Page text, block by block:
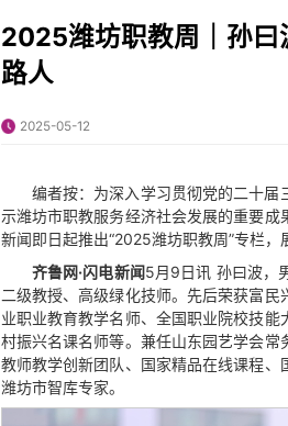
2025潍坊职教周｜孙曰
路人
2025-05-12
编者按：为深入学习贯彻党的二十
示潍坊市职教服务经济社会发展的重要
新闻即日起推出“2025潍坊职教周”专栏，
齐鲁网·闪电新闻5月9日讯 孙曰波，
二级教授、高级绿化技师。先后荣获富
业职业教育教学名师、全国职业院校技
村振兴名课名师等。兼任山东园艺学会
教师教学创新团队、国家精品在线课程、
潍坊市智库专家。